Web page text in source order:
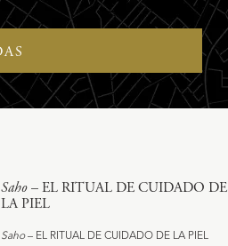
Saho– EL RITUAL DE CUIDADO DE
LA PIEL
Saho– EL RITUAL DE CUIDADO DE LA PIEL